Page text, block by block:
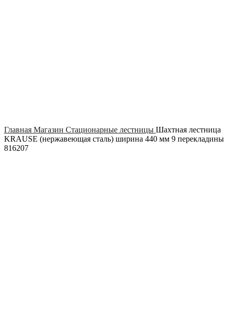
Главная Магазин Стационарные лестницы Шахтная лестница
KRAUSE (нержавеющая сталь) ширина 440 мм 9 перекладины
816207